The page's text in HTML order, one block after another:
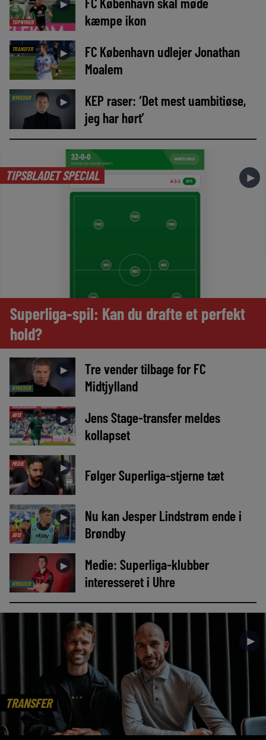
TOPNYHED
►
kæmpe ikon
TRANSFER ►
FC København udlejer Jonathan
Moalem
NYHEDER ►
KEP raser: ‘Det mest uambitiøse,
jeg har hørt’
TIPSBLADET SPECIAL ►
Superliga-spil: Kan du drafte et perfekt
hold?
NYHEDER
►
Tre vender tilbage for FC
Midtjylland
AVIS ►
Jens Stage-transfer meldes
kollapset
MEDIE ► Følger Superliga-stjerne tæt
AVIS
►
Nu kan Jesper Lindstrøm ende i
Brøndby
NYHEDER
►
Medie: Superliga-klubber
interesseret i Uhre
TRANSFER
►